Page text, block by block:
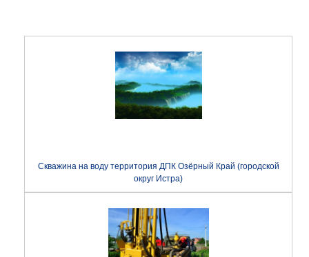
Скважина на воду территория ДПК Озёрный Край (городской
округ Истра)